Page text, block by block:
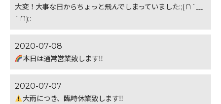
大変！大事な日からちょっと飛んでしまっていました:;(∩´﹏
`∩);:
2020-07-08
本日は通常営業致します‼︎
2020-07-07
大雨につき、臨時休業致します‼︎